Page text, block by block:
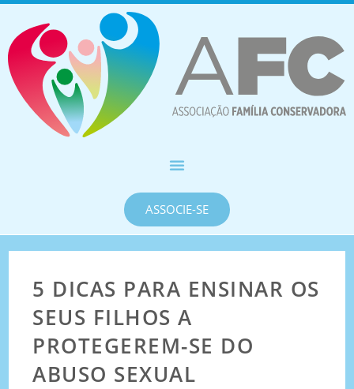
ASSOCIE-SE
5 DICAS PARA ENSINAR OS
SEUS FILHOS A
PROTEGEREM-SE DO
ABUSO SEXUAL